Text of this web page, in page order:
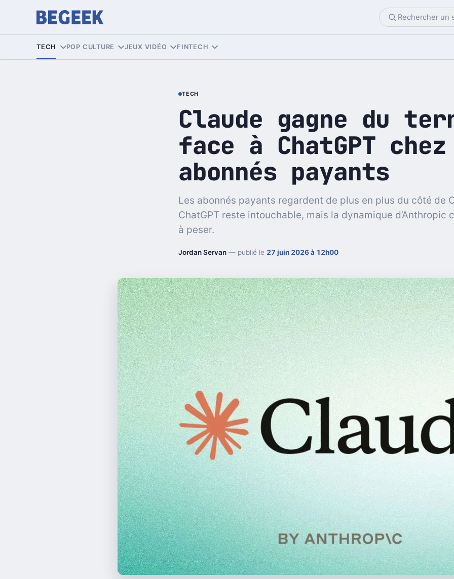
TECH POP CULTURE JEUX VIDÉO FINTECH
TECH
Claude gagne du
face à ChatGPT
abonnés payants
Les abonnés payants regardent de plus en plus du côté de
ChatGPT reste intouchable, mais la dynamique d’Anthropic
à peser.
Jordan Servan — publié le 27 juin 2026 à 12h00